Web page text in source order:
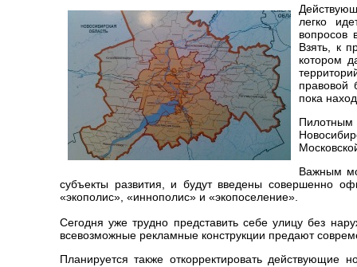
легко
вопросов
Взять, к
котором
правовой
пока
Пилотным
Важным
субъекты развития, и будут введены совершенно
«экополис», «иннополис» и «экопоселение».
Сегодня уже трудно представить себе улицу без
всевозможные рекламные конструкции предают
Планируется также откорректировать